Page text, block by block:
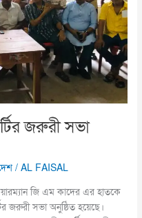
জরুরী সভা
/AL FAISAL
জি এম কাদের এর হাতকে
জরুরী সভা অনুষ্ঠিত হয়েছে।